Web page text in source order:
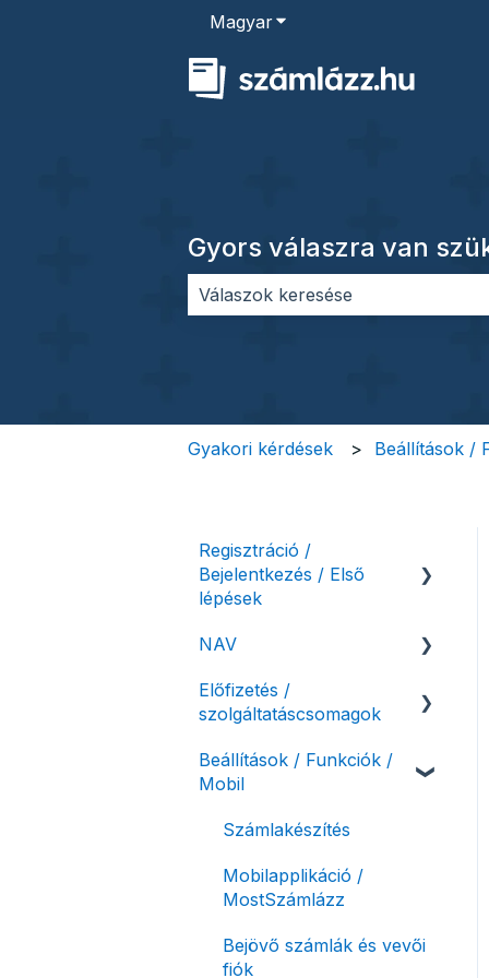
MagyarAlmenü megjelenítése
Gyors válaszra van
Gyakori kérdések Beállítások /
Regisztráció /
Bejelentkezés / Első
lépések
Felhasználó beállításai
Számlázási fiók kezdő
beállításai, első lépések
NAV
NAV online
adatszolgáltatás
Adóhatósági ellenőrzés
adatszolgáltatás
NAV pénztárgép feladás
Számlaverzum
Előfizetés /
szolgáltatáscsomagok
Szolgáltatáscsomag
kiválasztása
Szolgáltatáscsomag
Fiók / felhasználó
Díjfizetés / díjtartozás /
Beállítások / Funkciók /
Mobil
Számlakészítés
Mobilapplikáció /
MostSzámlázz
Bejövő számlák és vevői
fiók